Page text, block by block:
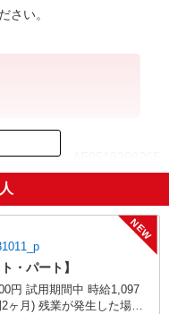
さい。
ID：AE0518308265
NEW
・パート】
1,097
生した場